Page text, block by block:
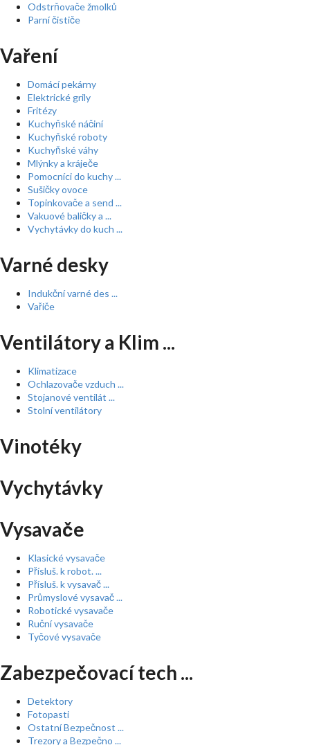
Odstrňovače žmolků
Parní čističe
Vaření
Domácí pekárny
Elektrické grily
Fritézy
Kuchyňské náčiní
Kuchyňské roboty
Kuchyňské váhy
Mlýnky a kráječe
Pomocníci do kuchy ...
Sušičky ovoce
Topinkovače a send ...
Vakuové baličky a ...
Vychytávky do kuch ...
Varné desky
Indukční varné des ...
Vařiče
Ventilátory a Klim ...
Klimatizace
Ochlazovače vzduch ...
Stojanové ventilát ...
Stolní ventilátory
Vinotéky
Vychytávky
Vysavače
Klasické vysavače
Přísluš. k robot. ...
Přísluš. k vysavač ...
Průmyslové vysavač ...
Robotické vysavače
Ruční vysavače
Tyčové vysavače
Zabezpečovací tech ...
Detektory
Fotopasti
Ostatní Bezpečnost ...
Trezory a Bezpečno ...